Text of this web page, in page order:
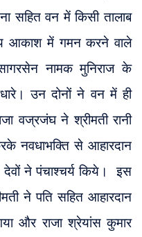
सहित वन में किसी तालाब
आकाश में गमन करने वाले
नामक मुनिराज के
उन दोनों ने वन में ही
वज्रजंघने श्रीमती रानी
नवधाभक्ति से आहारदान
ने पंचाश्चर्य किये। इस
ने पति सहित आहारदान
और राजा श्रेयांस कुमार